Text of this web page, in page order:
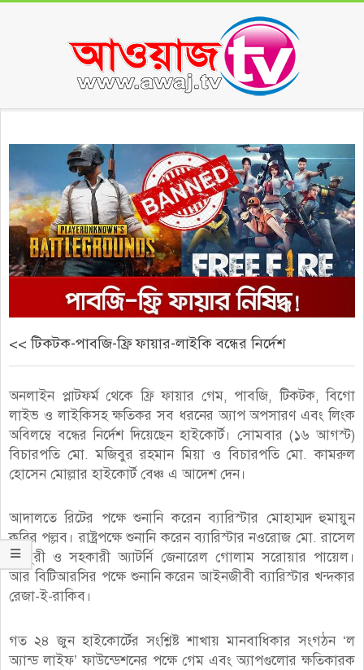
<< টিকটক-পাবজি-ফ্রি ফায়ার-লাইকি বন্ধের নির্দেশ
অনলাইন প্লাটফর্ম থেকে ফ্রি ফায়ার গেম, পাবজি, টিকটক, বিগো
লাইভ ও লাইকিসহ ক্ষতিকর সব ধরনের অ্যাপ অপসারণ এবং লিংক
অবিলম্বে বন্ধের নির্দেশ দিয়েছেন হাইকোর্ট। সোমবার (১৬ আগস্ট)
বিচারপতি মো. মজিবুর রহমান মিয়া ও বিচারপতি মো. কামরুল
হোসেন মোল্লার হাইকোর্ট বেঞ্চ এ আদেশ দেন।
আদালতে রিটের পক্ষে শুনানি করেন ব্যারিস্টার মোহাম্মদ হুমায়ুন
কবির পল্লব। রাষ্ট্রপক্ষে শুনানি করেন ব্যারিস্টার নওরোজ মো. রাসেল
চৌধুরী ও সহকারী অ্যাটর্নি জেনারেল গোলাম সরোয়ার পায়েল।
আর বিটিআরসির পক্ষে শুনানি করেন আইনজীবী ব্যারিস্টার খন্দকার
রেজা-ই-রাকিব।
গত ২৪ জুন হাইকোর্টের সংশ্লিষ্ট শাখায় মানবাধিকার সংগঠন ‘ল
অ্যান্ড লাইফ’ ফাউন্ডেশনের পক্ষে গেম এবং অ্যাপগুলোর ক্ষতিকারক